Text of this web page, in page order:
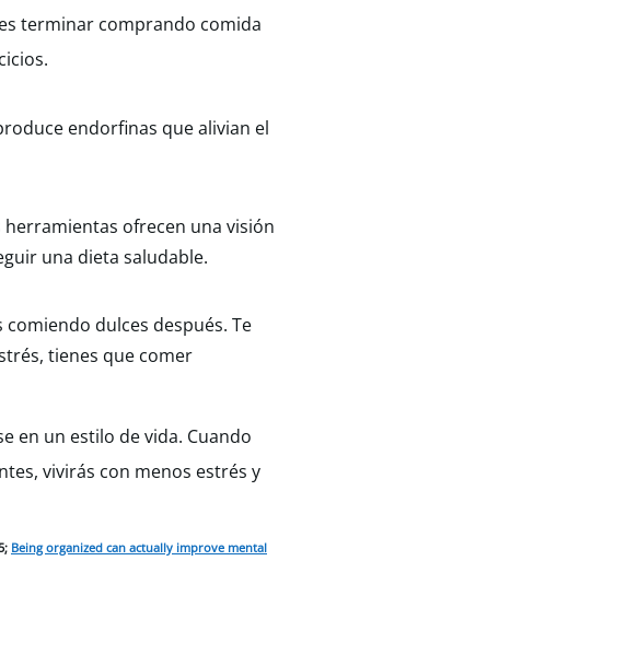
terminar comprando comida
endorfinas que alivian el
herramientas ofrecen una visión
una dieta saludable.
dulces después. Te
tienes que comer
en un estilo de vida. Cuando
vivirás con menos estrés y
Being organized can actually improve mental